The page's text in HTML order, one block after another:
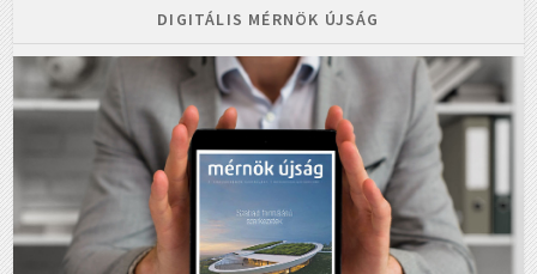
DIGITÁLIS MÉRNÖK ÚJSÁG